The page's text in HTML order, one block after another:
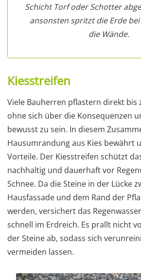
Schicht Torf oder Schotter
ansonsten spritzt die Erde bei
die Wände.
Kiesstreifen
Viele Bauherren pflastern direkt bis
ohne sich über die Konsequenzen
bewusst zu sein. In diesem
Hausumrandung aus Kies bewährt
Vorteile. Der Kiesstreifen schützt
nachhaltig und dauerhaft vor
Schnee. Da die Steine in der Lücke
Hausfassade und dem Rand der
werden, versichert das
schnell im Erdreich. Es prallt nicht
der Steine ab, sodass sich
vermeiden lassen.